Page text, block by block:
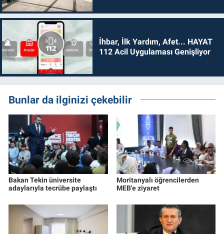
İhbar, İlk Yardım, Afet... HAYAT
112 Acil Uygulaması Genişliyor
Bunlar da ilginizi çekebilir
Bakan Tekin üniversite
adaylarıyla tecrübe paylaştı
Moritanyalı öğrencilerden
MEB'e ziyaret